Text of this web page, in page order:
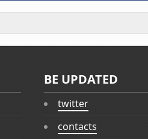
BE UPDATED
twitter
contacts